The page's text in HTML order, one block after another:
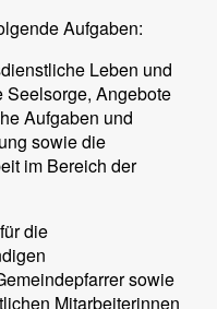
Aufgaben:
Leben und
Seelsorge, Angebote
Aufgaben und
sowie die
im Bereich der
die
sowie
Mitarbeiterinnen